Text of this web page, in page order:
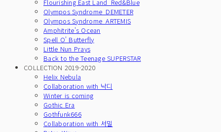
Flourishing East Land_Red&Blue
Olympos Syndrome_DEMETER
Olympos Syndrome_ARTEMIS
Amphitrite's Ocean
Spell O' Butterfly
Little Nun Prays
Back to the Teenage SUPERSTAR
COLLECTION 2019-2020
Helix Nebula
Collaboration with 낙디
Winter is coming
Gothic Era
Gothfunk666
Collaboration with 서밀